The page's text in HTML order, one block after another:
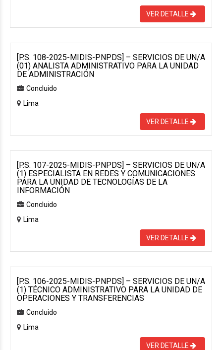
VER DETALLE
[P.S. 108-2025-MIDIS-PNPDS] – SERVICIOS DE UN/A
(01) ANALISTA ADMINISTRATIVO PARA LA UNIDAD
DE ADMINISTRACIÓN
Concluido
Lima
VER DETALLE
[P.S. 107-2025-MIDIS-PNPDS] – SERVICIOS DE UN/A
(1) ESPECIALISTA EN REDES Y COMUNICACIONES
PARA LA UNIDAD DE TECNOLOGÍAS DE LA
INFORMACIÓN
Concluido
Lima
VER DETALLE
[P.S. 106-2025-MIDIS-PNPDS] – SERVICIOS DE UN/A
(1) TÉCNICO ADMINISTRATIVO PARA LA UNIDAD DE
OPERACIONES Y TRANSFERENCIAS
Concluido
Lima
VER DETALLE